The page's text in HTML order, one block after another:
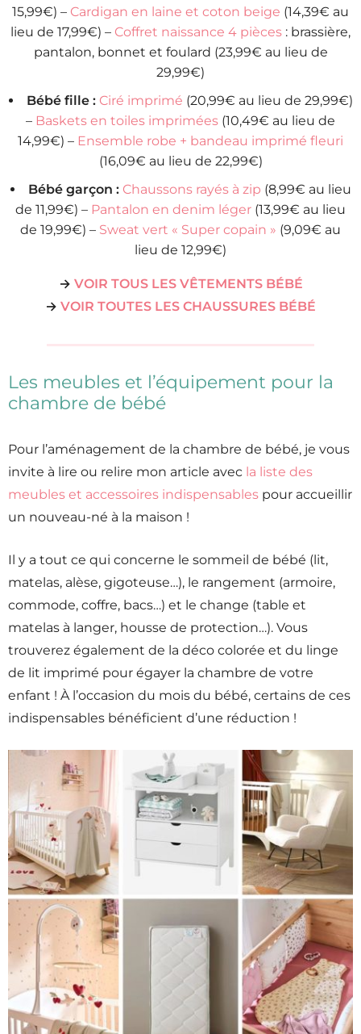
15,99€) – Cardigan en laine et coton beige (14,39€ au
lieu de 17,99€) – Coffret naissance 4 pièces : brassière,
pantalon, bonnet et foulard (23,99€ au lieu de
29,99€)
Bébé fille : Ciré imprimé (20,99€ au lieu de 29,99€)
– Baskets en toiles imprimées (10,49€ au lieu de
14,99€) – Ensemble robe + bandeau imprimé fleuri
(16,09€ au lieu de 22,99€)
Bébé garçon : Chaussons rayés à zip (8,99€ au lieu
de 11,99€) – Pantalon en denim léger (13,99€ au lieu
de 19,99€) – Sweat vert « Super copain » (9,09€ au
lieu de 12,99€)
→ VOIR TOUS LES VÊTEMENTS BÉBÉ
→ VOIR TOUTES LES CHAUSSURES BÉBÉ
Les meubles et l’équipement pour la
chambre de bébé
Pour l’aménagement de la chambre de bébé, je vous
invite à lire ou relire mon article avec la liste des
meubles et accessoires indispensables pour accueillir
un nouveau-né à la maison !
Il y a tout ce qui concerne le sommeil de bébé (lit,
matelas, alèse, gigoteuse…), le rangement (armoire,
commode, coffre, bacs…) et le change (table et
matelas à langer, housse de protection…). Vous
trouverez également de la déco colorée et du linge
de lit imprimé pour égayer la chambre de votre
enfant ! À l’occasion du mois du bébé, certains de ces
indispensables bénéficient d’une réduction !